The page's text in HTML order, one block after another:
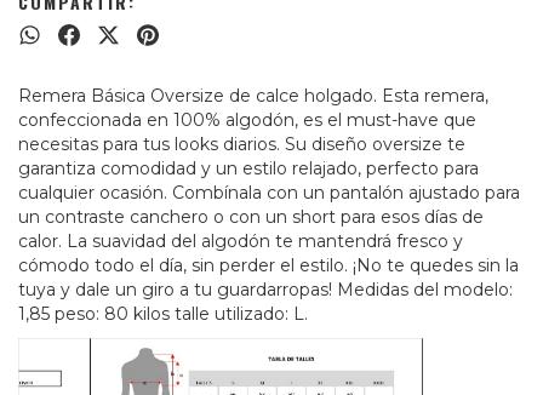
Remera Básica Oversize de calce holgado. Esta remera,
confeccionada en 100% algodón, es el must-have que
necesitas para tus looks diarios. Su diseño oversize te
garantiza comodidad y un estilo relajado, perfecto para
cualquier ocasión. Combínala con un pantalón ajustado para
un contraste canchero o con un short para esos días de
calor. La suavidad del algodón te mantendrá fresco y
cómodo todo el día, sin perder el estilo. ¡No te quedes sin la
tuya y dale un giro a tu guardarropas! Medidas del modelo:
1,85 peso: 80 kilos talle utilizado: L.